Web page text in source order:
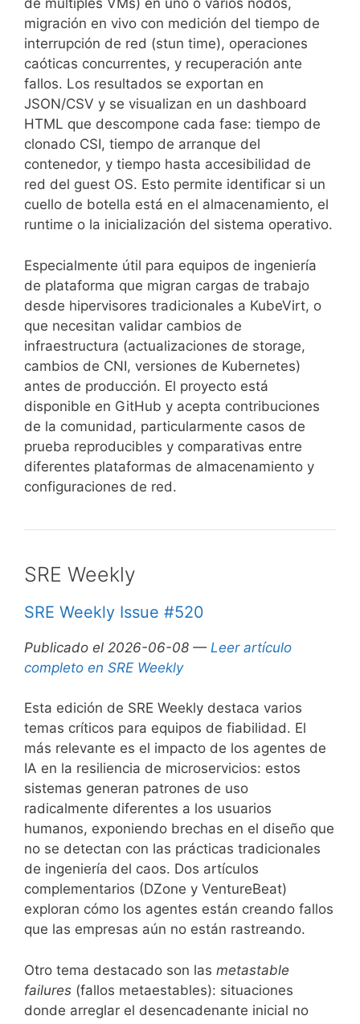
de múltiples VMs) en uno o varios nodos,
migración en vivo con medición del tiempo de
interrupción de red (stun time), operaciones
caóticas concurrentes, y recuperación ante
fallos. Los resultados se exportan en
JSON/CSV y se visualizan en un dashboard
HTML que descompone cada fase: tiempo de
clonado CSI, tiempo de arranque del
contenedor, y tiempo hasta accesibilidad de
red del guest OS. Esto permite identificar si un
cuello de botella está en el almacenamiento, el
runtime o la inicialización del sistema operativo.
Especialmente útil para equipos de ingeniería
de plataforma que migran cargas de trabajo
desde hipervisores tradicionales a KubeVirt, o
que necesitan validar cambios de
infraestructura (actualizaciones de storage,
cambios de CNI, versiones de Kubernetes)
antes de producción. El proyecto está
disponible en GitHub y acepta contribuciones
de la comunidad, particularmente casos de
prueba reproducibles y comparativas entre
diferentes plataformas de almacenamiento y
configuraciones de red.
SRE Weekly
SRE Weekly Issue #520
Publicado el 2026-06-08 — Leer artículo
completo en SRE Weekly
Esta edición de SRE Weekly destaca varios
temas críticos para equipos de fiabilidad. El
más relevante es el impacto de los agentes de
IA en la resiliencia de microservicios: estos
sistemas generan patrones de uso
radicalmente diferentes a los usuarios
humanos, exponiendo brechas en el diseño que
no se detectan con las prácticas tradicionales
de ingeniería del caos. Dos artículos
complementarios (DZone y VentureBeat)
exploran cómo los agentes están creando fallos
que las empresas aún no están rastreando.
Otro tema destacado son las metastable
failures (fallos metaestables): situaciones
donde arreglar el desencadenante inicial no